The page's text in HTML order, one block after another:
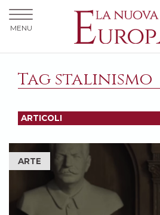
Tag stalinismo
ARTICOLI
ARTE
MENU